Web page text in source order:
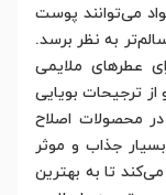
می‌توانند پوست
به نظر برسد.
عطرهای ملایمی
ترجیحات بویایی
محصولات اصلاح
بسیار جذاب و موثر
تا به بهترین